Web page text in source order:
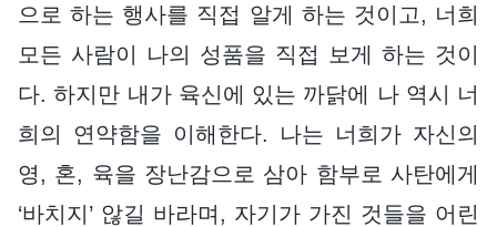
으로 하는 행사를 직접 알게 하는 것이고, 너희
모든 사람이 나의 성품을 직접 보게 하는 것이
다. 하지만 내가 육신에 있는 까닭에 나 역시 너
희의 연약함을 이해한다. 나는 너희가 자신의
영, 혼, 육을 장난감으로 삼아 함부로 사탄에게
‘바치지’ 않길 바라며, 자기가 가진 것들을 어린